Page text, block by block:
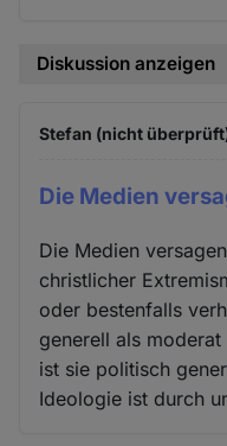
Diskussion anzeigen
Stefan (nicht
Die Medien
Die Medien
christlicher
oder bestenfalls
generell als
ist sie politisch
Ideologie ist durch